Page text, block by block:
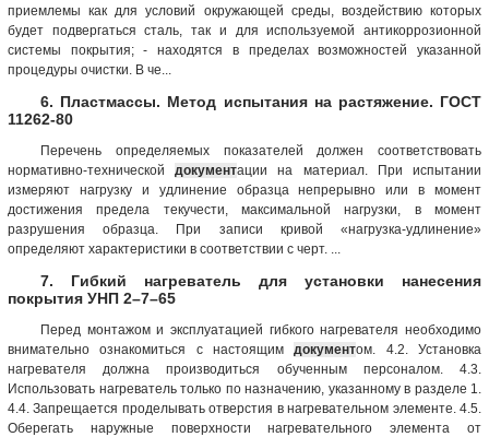
приемлемы как для условий окружающей среды, воздействию которых
будет подвергаться сталь, так и для используемой антикоррозионной
системы покрытия; - находятся в пределах возможностей указанной
процедуры очистки. В че...
6. Пластмассы. Метод испытания на растяжение. ГОСТ
11262-80
Перечень определяемых показателей должен соответствовать
нормативно-техническойдокументации на материал. При испытании
измеряют нагрузку и удлинение образца непрерывно или в момент
достижения предела текучести, максимальной нагрузки, в момент
разрушения образца. При записи кривой «нагрузка-удлинение»
определяют характеристики в соответствии с черт. ...
7. Гибкий нагреватель для установки нанесения
покрытия УНП 2–7–65
Перед монтажом и эксплуатацией гибкого нагревателя необходимо
внимательно ознакомиться с настоящимдокументом. 4.2. Установка
нагревателя должна производиться обученным персоналом. 4.3.
Использовать нагреватель только по назначению, указанному в разделе 1.
4.4. Запрещается проделывать отверстия в нагревательном элементе. 4.5.
Оберегать наружные поверхности нагревательного элемента от